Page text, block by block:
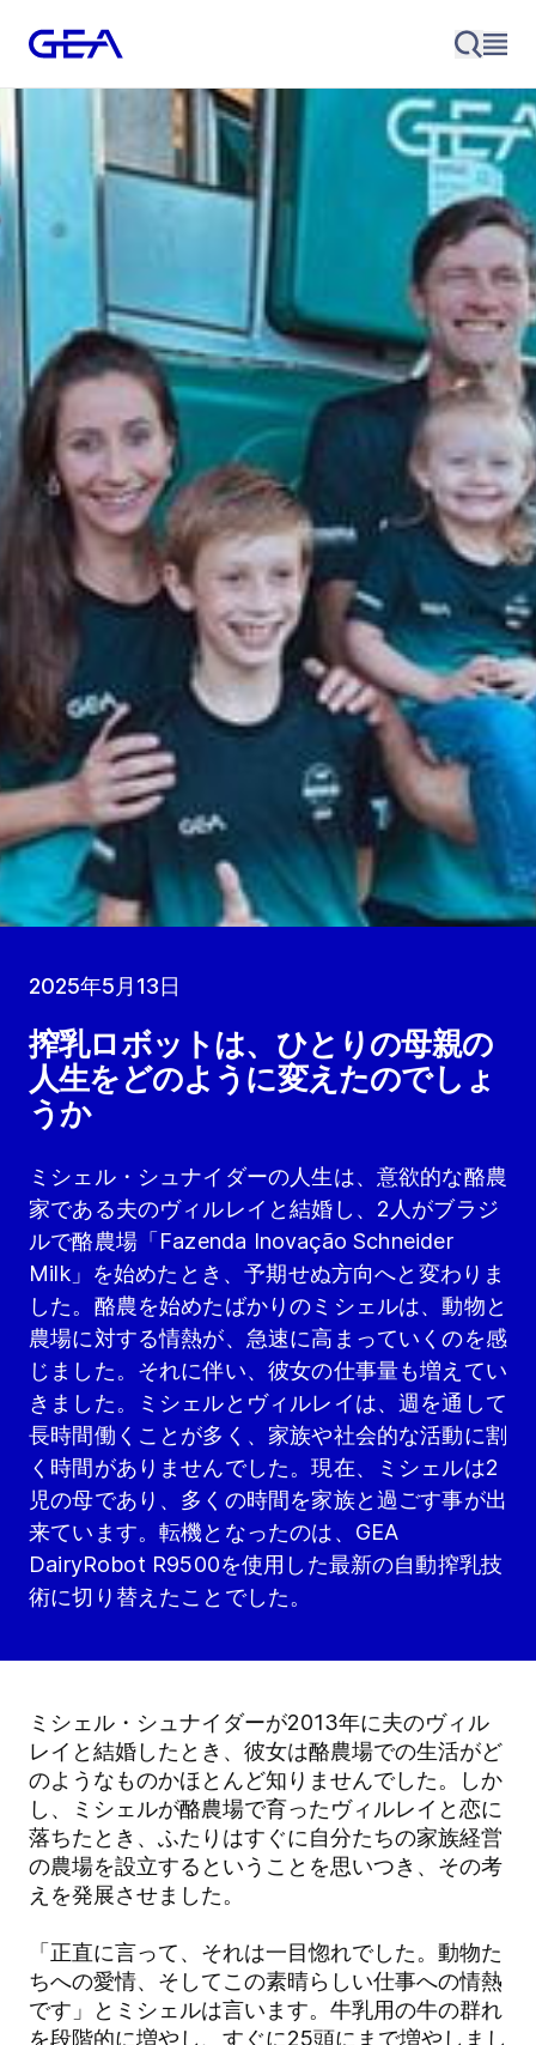
2025年5月13日
搾乳ロボットは、ひとりの母親の
人生をどのように変えたのでしょ
うか
ミシェル・シュナイダーの人生は、意欲的な酪農
家である夫のヴィルレイと結婚し、2人がブラジ
ルで酪農場「Fazenda Inovação Schneider
Milk」を始めたとき、予期せぬ方向へと変わりま
した。酪農を始めたばかりのミシェルは、動物と
農場に対する情熱が、急速に高まっていくのを感
じました。それに伴い、彼女の仕事量も増えてい
きました。ミシェルとヴィルレイは、週を通して
長時間働くことが多く、家族や社会的な活動に割
く時間がありませんでした。現在、ミシェルは2
児の母であり、多くの時間を家族と過ごす事が出
来ています。転機となったのは、GEA
DairyRobot R9500を使用した最新の自動搾乳技
術に切り替えたことでした。
ミシェル・シュナイダーが2013年に夫のヴィル
レイと結婚したとき、彼女は酪農場での生活がど
のようなものかほとんど知りませんでした。しか
し、ミシェルが酪農場で育ったヴィルレイと恋に
落ちたとき、ふたりはすぐに自分たちの家族経営
の農場を設立するということを思いつき、その考
えを発展させました。
「正直に言って、それは一目惚れでした。動物た
ちへの愛情、そしてこの素晴らしい仕事への情熱
です」とミシェルは言います。牛乳用の牛の群れ
を段階的に増やし、すぐに25頭にまで増やしまし